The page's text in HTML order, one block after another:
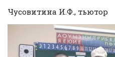
Чусовитина И.Ф., тьютор